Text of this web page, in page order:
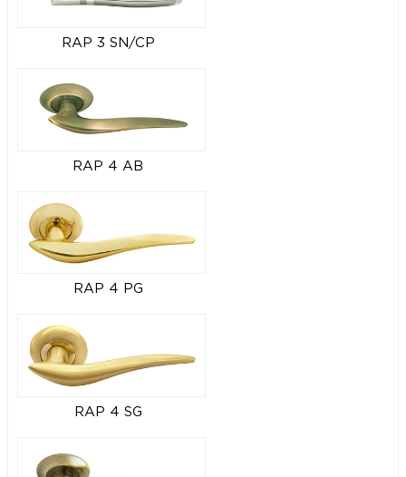
RAP 3 SN/CP
RAP 4 AB
RAP 4 PG
RAP 4 SG